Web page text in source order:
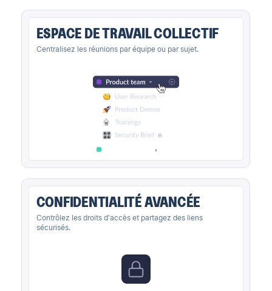
ESPACE DE TRAVAIL COLLECTIF
Centralisez les réunions par équipe ou par sujet.
CONFIDENTIALITÉ AVANCÉE
Contrôlez les droits d'accès et partagez des liens
sécurisés.